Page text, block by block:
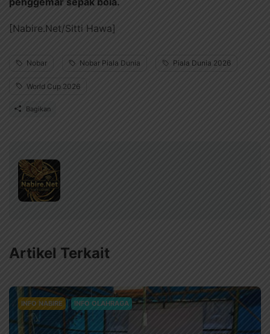
[Nabire.Net/Sitti Hawa]
Nobar Nobar Piala Dunia Piala Dunia 2026
World Cup 2026
Bagikan
Artikel Terkait
INFO NABIRE INFO OLAHRAGA